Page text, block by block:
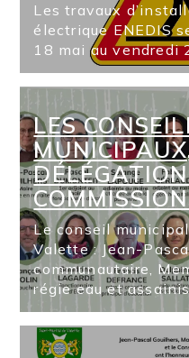
Les travaux
électrique ENEDIS
18 mai au vendredi
LES
Le conseil
Valette : Jean-
communautaire,
régie eau et